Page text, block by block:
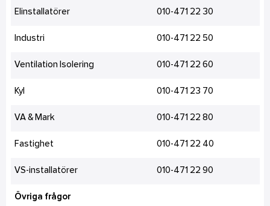
Elinstallatörer 010-471 22 30
Industri 010-471 22 50
Ventilation Isolering 010-471 22 60
Kyl 010-471 23 70
VA & Mark 010-471 22 80
Fastighet 010-471 22 40
VS-installatörer 010-471 22 90
Övriga frågor